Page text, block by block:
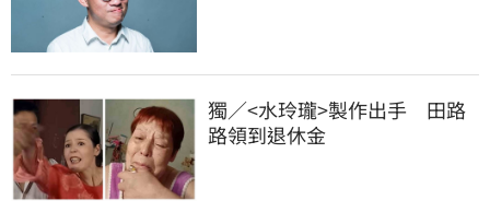
獨／<水玲瓏>製作出手　田路
路領到退休金